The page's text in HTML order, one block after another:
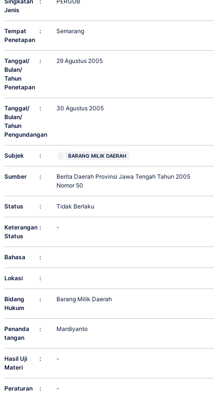
Jenis
Tempat
Penetapan
: Semarang
Tanggal/
Bulan/
Tahun
Penetapan
: 29 Agustus 2005
Tanggal/
Bulan/
Tahun
Pengundangan
: 30 Agustus 2005
Subjek : BARANG MILIK DAERAH
Sumber :
Berita Daerah Provinsi Jawa Tengah Tahun 2005
Nomor 50
Status : Tidak Berlaku
Keterangan
Status
: -
Bahasa :
Lokasi :
Bidang
Hukum
: Barang Milik Daerah
Penanda
tangan
: Mardiyanto
Hasil Uji
Materi
: -
Peraturan
: -